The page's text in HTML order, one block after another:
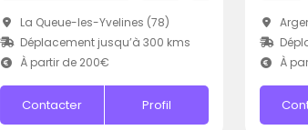
La Queue-les-Yvelines (78)
Déplacement jusqu’à 300 kms
À partir de 200€
Contacter Profil
À